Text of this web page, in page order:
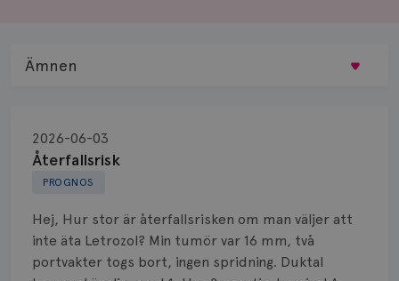
PROGNOS
Återfallsrisk
2026-06-03
Hej, Hur stor är återfallsrisken om man väljer att
inte äta Letrozol? Min tumör var 16 mm, två
portvakter togs bort, ingen spridning. Duktal
Ämnen
Biopsi
Biverkningar
Bröstvårta
Knöl